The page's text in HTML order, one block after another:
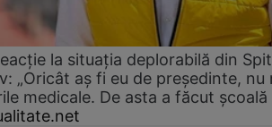
la situația deplorabilă din
„Oricât aș fi eu de președinte, nu
medicale. De asta a făcut școală